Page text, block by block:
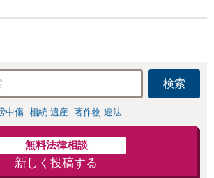
検索
中傷 相続 遺産 著作物 違法
無料法律相談
新しく投稿する